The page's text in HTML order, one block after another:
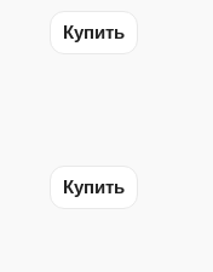
Купить
Купить